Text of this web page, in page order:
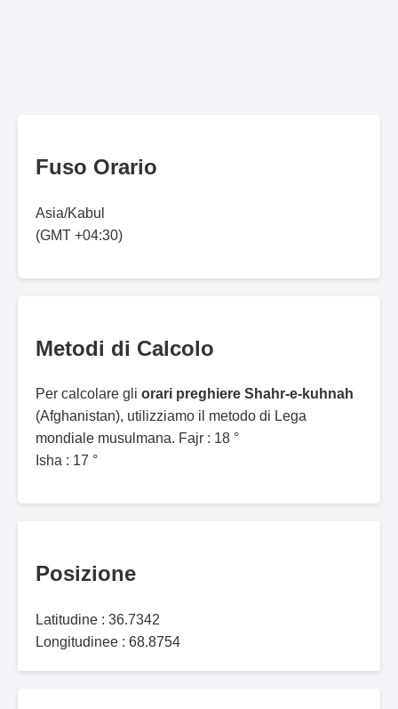
Fuso Orario
Asia/Kabul
(GMT +04:30)
Metodi di Calcolo
Per calcolare gli orari preghiere Shahr-e-kuhnah
(Afghanistan), utilizziamo il metodo di Lega
mondiale musulmana. Fajr : 18 °
Isha : 17 °
Posizione
Latitudine : 36.7342
Longitudinee : 68.8754